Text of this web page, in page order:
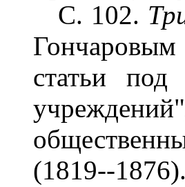
С. 102.
статьи
(1819--